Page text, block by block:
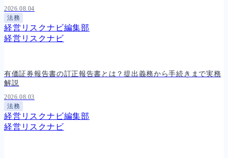
2026.08.04
法務
経営リスクナビ編集部
経営リスクナビ
有価証券報告書の訂正報告書とは？提出義務から手続きまで実務
解説
2026.08.03
法務
経営リスクナビ編集部
経営リスクナビ